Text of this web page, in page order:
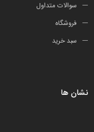
سوالات متداول
فروشگاه
سبد خرید
نشان ها